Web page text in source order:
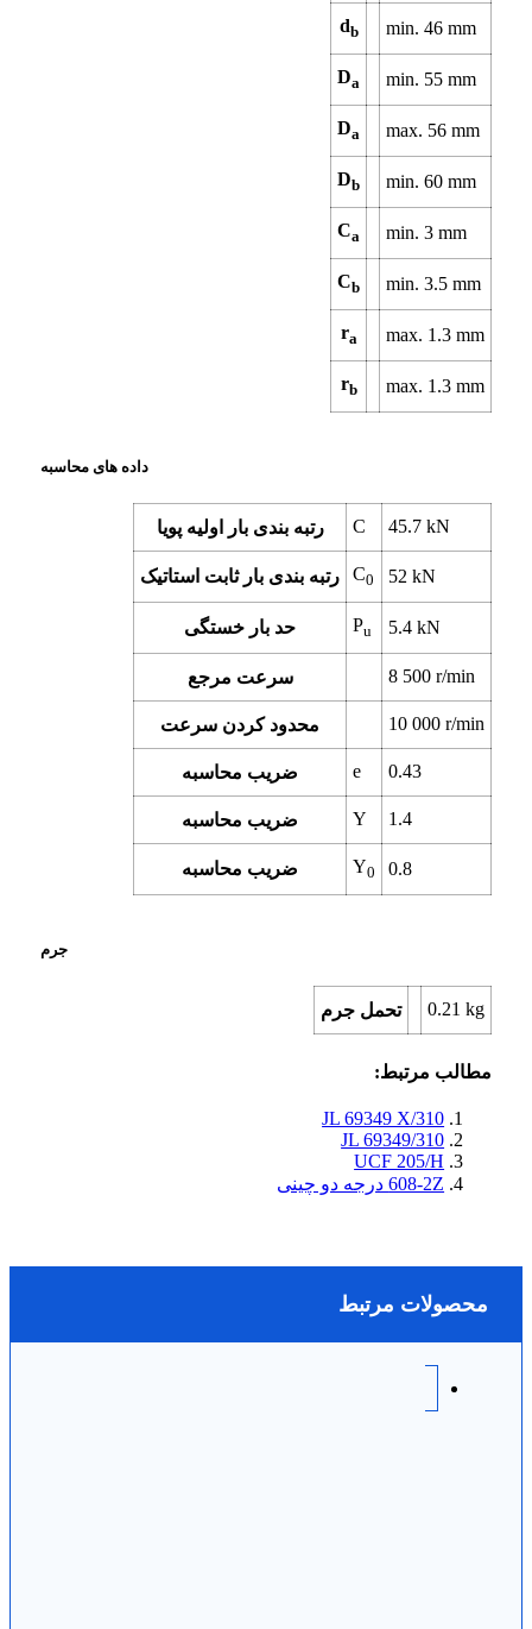
db min. 46mm
Da min. 55mm
Da max. 56mm
Db min. 60mm
Ca min. 3mm
Cb min. 3.5mm
ra max. 1.3mm
rb max. 1.3mm
داده های محاسبه
رتبه بندی بار اولیه پویا C 45.7kN
رتبه بندی بار ثابت استاتیک C0 52kN
حد بار خستگی Pu 5.4kN
سرعت مرجع 8 500r/min
محدود کردن سرعت 10 000r/min
ضریب محاسبه e 0.43
ضریب محاسبه Y 1.4
ضریب محاسبه Y0 0.8
جرم
تحمل جرم 0.21kg
مطالب مرتبط:
JL 69349 X/310
JL 69349/310
UCF 205/H
608-2Z درجه دو چینی
محصولات مرتبط